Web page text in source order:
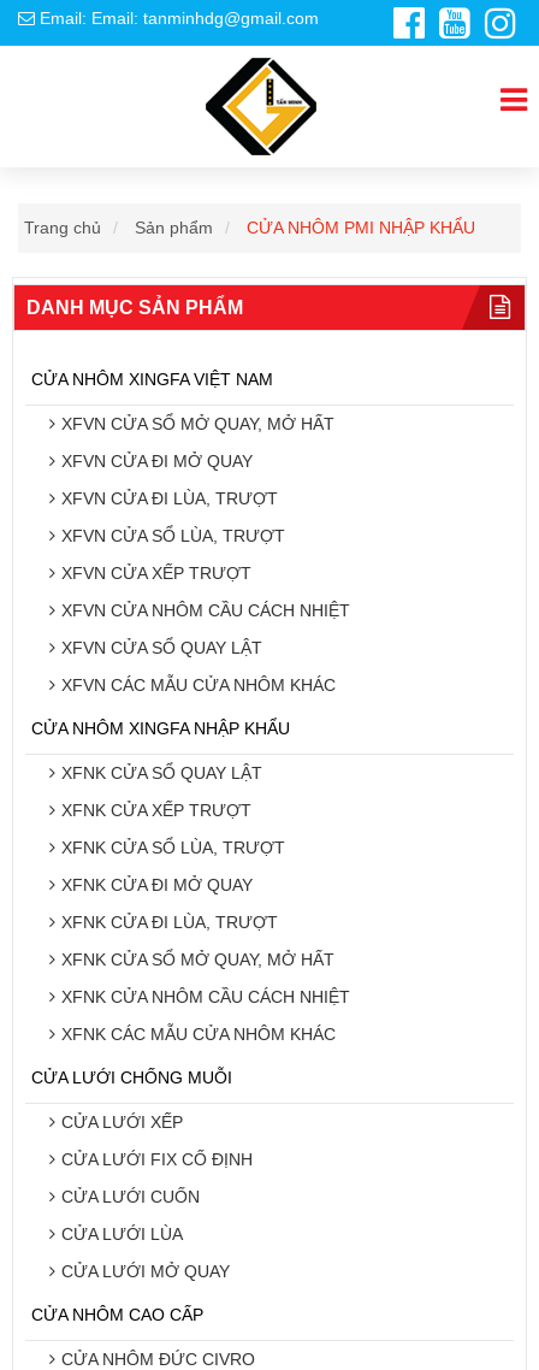
Email: Email: tanminhdg@gmail.com
Trang chủ Sản phẩm CỬA NHÔM PMI NHẬP KHẨU
DANH MỤC SẢN PHẨM
CỬA NHÔM XINGFA VIỆT NAM
XFVN CỬA SỔ MỞ QUAY, MỞ HẤT
XFVN CỬA ĐI MỞ QUAY
XFVN CỬA ĐI LÙA, TRƯỢT
XFVN CỬA SỔ LÙA, TRƯỢT
XFVN CỬA XẾP TRƯỢT
XFVN CỬA NHÔM CẦU CÁCH NHIỆT
XFVN CỬA SỔ QUAY LẬT
XFVN CÁC MẪU CỬA NHÔM KHÁC
CỬA NHÔM XINGFA NHẬP KHẨU
XFNK CỬA SỔ QUAY LẬT
XFNK CỬA XẾP TRƯỢT
XFNK CỬA SỔ LÙA, TRƯỢT
XFNK CỬA ĐI MỞ QUAY
XFNK CỬA ĐI LÙA, TRƯỢT
XFNK CỬA SỔ MỞ QUAY, MỞ HẤT
XFNK CỬA NHÔM CẦU CÁCH NHIỆT
XFNK CÁC MẪU CỬA NHÔM KHÁC
CỬA LƯỚI CHỐNG MUỖI
CỬA LƯỚI XẾP
CỬA LƯỚI FIX CỐ ĐỊNH
CỬA LƯỚI CUỐN
CỬA LƯỚI LÙA
CỬA LƯỚI MỞ QUAY
CỬA NHÔM CAO CẤP
CỬA NHÔM ĐỨC CIVRO